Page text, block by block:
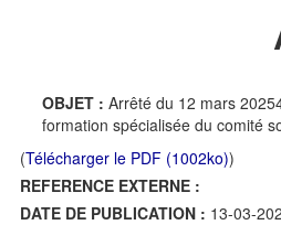
OBJET : Arrêté du 12 mars
formation spécialisée du comité
(Télécharger le PDF (1002ko))
REFERENCE EXTERNE :
DATE DE PUBLICATION : 13-03-